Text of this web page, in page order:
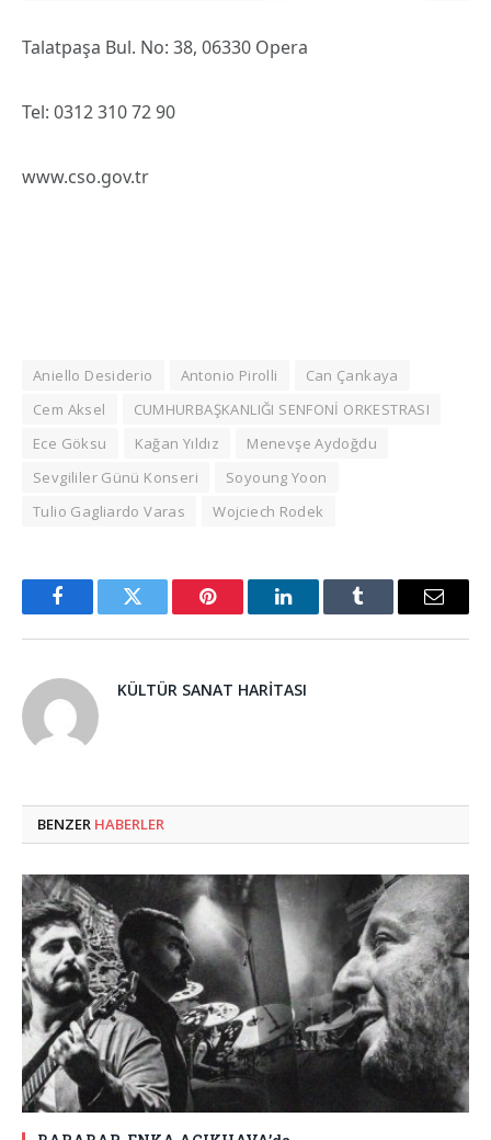
Talatpaşa Bul. No: 38, 06330 Opera
Tel: 0312 310 72 90
www.cso.gov.tr
Aniello Desiderio Antonio Pirolli
Can Çankaya
Cem Aksel
CUMHURBAŞKANLIĞI SENFONİ ORKESTRASI
Ece Göksu
Kağan Yıldız
Menevşe Aydoğdu
Sevgililer Günü Konseri
Soyoung Yoon
Tulio Gagliardo Varas
Wojciech Rodek
FacebookTwitter Pinterest LinkedInTumblr Email
KÜLTÜR SANAT HARITASI
BENZER HABERLER